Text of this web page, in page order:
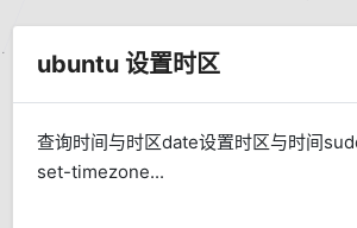
ubuntu 设置时区
查询时间与时区date设置时区与时间
set-timezone...